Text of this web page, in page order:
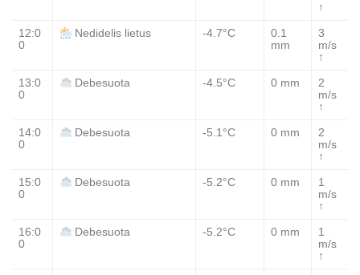
↑
12:0
0
Nedidelis lietus -4.7°C
0.1
mm
3
m/s
↑
13:0
0
Debesuota -4.5°C 0 mm
2
m/s
↑
14:0
0
Debesuota -5.1°C 0 mm
2
m/s
↑
15:0
0
Debesuota -5.2°C 0 mm
1
m/s
↑
16:0
0
Debesuota -5.2°C 0 mm
1
m/s
↑